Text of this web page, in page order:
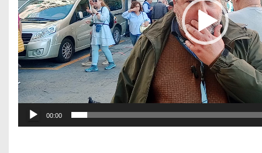
P
l
a
y
e
r
00:00